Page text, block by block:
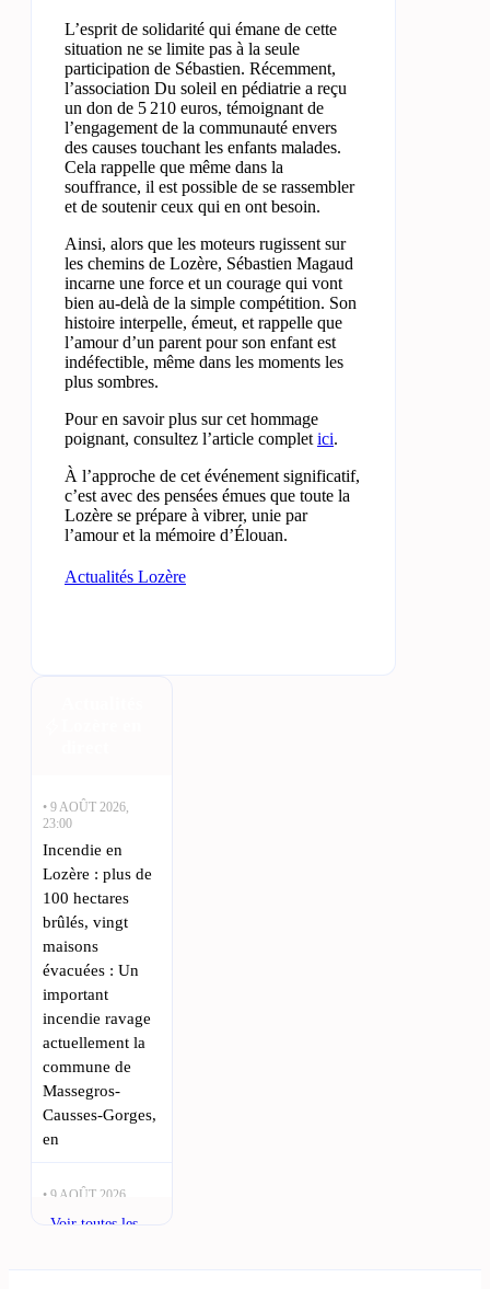
L’esprit de solidarité qui émane de cette
situation ne se limite pas à la seule
participation de Sébastien. Récemment,
l’association Du soleil en pédiatrie a reçu
un don de 5 210 euros, témoignant de
l’engagement de la communauté envers
des causes touchant les enfants malades.
Cela rappelle que même dans la
souffrance, il est possible de se rassembler
et de soutenir ceux qui en ont besoin.
Ainsi, alors que les moteurs rugissent sur
les chemins de Lozère, Sébastien Magaud
incarne une force et un courage qui vont
bien au-delà de la simple compétition. Son
histoire interpelle, émeut, et rappelle que
l’amour d’un parent pour son enfant est
indéfectible, même dans les moments les
plus sombres.
Pour en savoir plus sur cet hommage
poignant, consultez l’article completici.
À l’approche de cet événement significatif,
c’est avec des pensées émues que toute la
Lozère se prépare à vibrer, unie par
l’amour et la mémoire d’Élouan.
Actualités Lozère
• 9 AOÛT 2026,
23:00
Incendie en
Lozère : plus de
100 hectares
brûlés, vingt
maisons
évacuées : Un
important
incendie ravage
actuellement la
commune de
Massegros-
Causses-Gorges,
en
• 9 AOÛT 2026,
Voir toutes les